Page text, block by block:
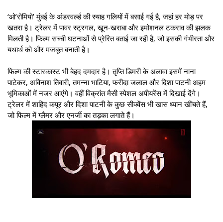
‘ओ’रोमियो’ मुंबई के अंडरवर्ल्ड की स्याह गलियों में बसाई गई है, जहां हर मोड़ पर
खतरा है। ट्रेलर में पावर स्ट्रगल, खून-खराबा और इमोशनल टकराव की झलक
मिलती है। फिल्म सच्ची घटनाओं से प्रेरित बताई जा रही है, जो इसकी गंभीरता और
यथार्थ को और मजबूत बनाती है।
फिल्म की स्टारकास्ट भी बेहद दमदार है। तृप्ति डिमरी के अलावा इसमें नाना
पाटेकर, अविनाश तिवारी, तमन्ना भाटिया, फरीदा जलाल और दिशा पाटनी अहम
भूमिकाओं में नजर आएंगे। वहीं विक्रांत मैसी स्पेशल अपीयरेंस में दिखाई देंगे।
ट्रेलर में शाहिद कपूर और दिशा पाटनी के कुछ सीक्वेंस भी खास ध्यान खींचते हैं,
जो फिल्म में ग्लैमर और एनर्जी का तड़का लगाते हैं।